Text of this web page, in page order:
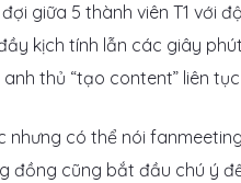
giữa 5 thành viên T1 với
kịch tính lẫn các giây
thủ “tạo content” liên
có thể nói
cũng bắt đầu chú ý